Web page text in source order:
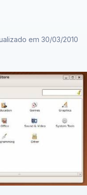
em 30/03/2010